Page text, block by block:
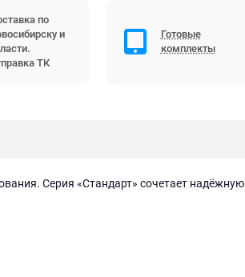
по
и
ТК
Готовые
комплекты
Серия «Стандарт» сочетает надёжную